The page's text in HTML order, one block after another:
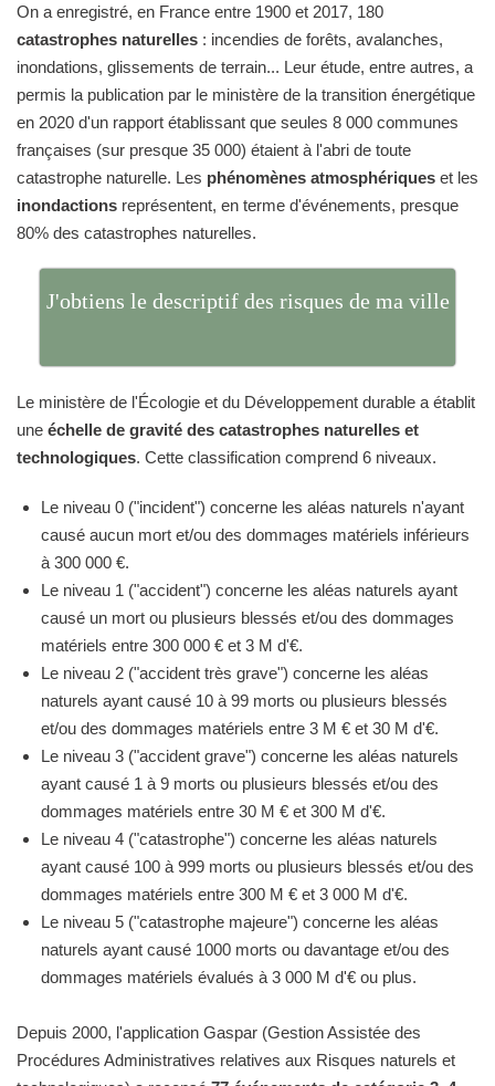
On a enregistré, en France entre 1900 et 2017, 180
catastrophes naturelles : incendies de forêts, avalanches,
inondations, glissements de terrain... Leur étude, entre autres, a
permis la publication par le ministère de la transition énergétique
en 2020 d'un rapport établissant que seules 8 000 communes
françaises (sur presque 35 000) étaient à l'abri de toute
catastrophe naturelle. Les phénomènes atmosphériques et les
inondactions représentent, en terme d'événements, presque
80% des catastrophes naturelles.
J'obtiens le descriptif des risques de ma ville
Le ministère de l'Écologie et du Développement durable a établit
une échelle de gravité des catastrophes naturelles et
technologiques. Cette classification comprend 6 niveaux.
Le niveau 0 ("incident") concerne les aléas naturels n'ayant
causé aucun mort et/ou des dommages matériels inférieurs
à 300 000 €.
Le niveau 1 ("accident") concerne les aléas naturels ayant
causé un mort ou plusieurs blessés et/ou des dommages
matériels entre 300 000 € et 3 M d'€.
Le niveau 2 ("accident très grave") concerne les aléas
naturels ayant causé 10 à 99 morts ou plusieurs blessés
et/ou des dommages matériels entre 3 M € et 30 M d'€.
Le niveau 3 ("accident grave") concerne les aléas naturels
ayant causé 1 à 9 morts ou plusieurs blessés et/ou des
dommages matériels entre 30 M € et 300 M d'€.
Le niveau 4 ("catastrophe") concerne les aléas naturels
ayant causé 100 à 999 morts ou plusieurs blessés et/ou des
dommages matériels entre 300 M € et 3 000 M d'€.
Le niveau 5 ("catastrophe majeure") concerne les aléas
naturels ayant causé 1000 morts ou davantage et/ou des
dommages matériels évalués à 3 000 M d'€ ou plus.
Depuis 2000, l'application Gaspar (Gestion Assistée des
Procédures Administratives relatives aux Risques naturels et